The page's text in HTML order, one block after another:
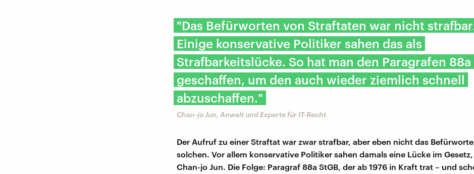
"Das Befürworten von Straftaten war nicht
Einige konservative Politiker sahen das als
Strafbarkeitslücke. So hat man den Paragrafen 88a
geschaffen, um den auch wieder ziemlich schnell
abzuschaffen."
Chan-jo Jun, Anwalt und Experte für IT-Recht
Der Aufruf zu einer Straftat war zwar strafbar, aber eben nicht das
solchen. Vor allem konservative Politiker sahen damals eine Lücke im
Chan-jo Jun. Die Folge: Paragraf 88a StGB, der ab 1976 in Kraft trat – und